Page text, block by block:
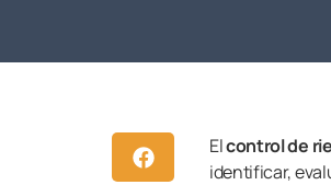
Elcontrol de
identificar,